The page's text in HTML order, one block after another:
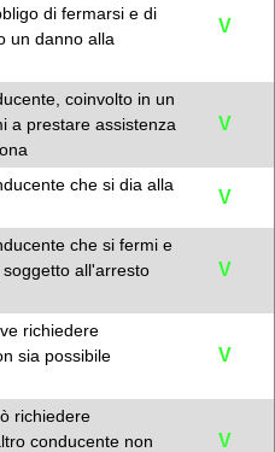
di fermarsi e di
un danno alla
V
coinvolto in un
a prestare assistenza
V
che si dia alla
V
che si fermi e
all'arresto
V
richiedere
sia possibile
V
richiedere
conducente non
V